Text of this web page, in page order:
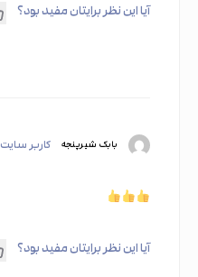
آیا این نظر برایتان مفید بود؟
بابک شیرپنجه کاربر سایت
آیا این نظر برایتان مفید بود؟